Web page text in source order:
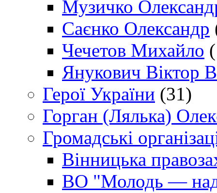
Музичко
Саєнко Олександр
Чечетов Михайло
Янукович Віктор
Герої України (31)
Горган (Лялька)
Громадські
Вінницька
ВО "Молодь —